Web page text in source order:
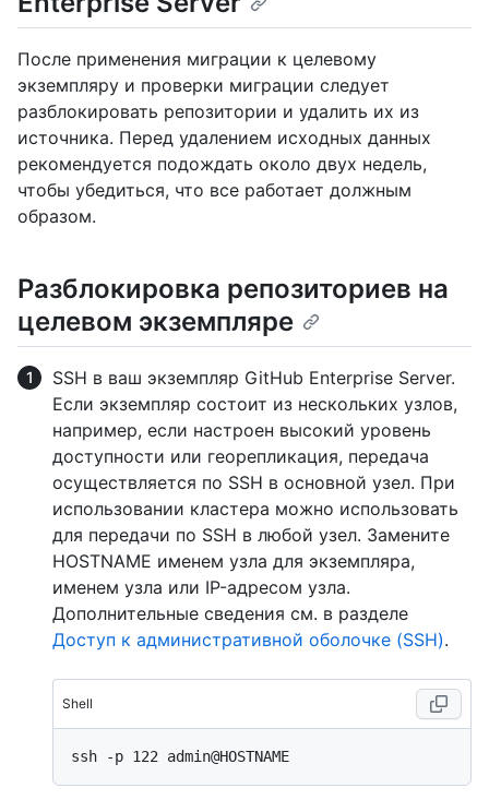
После применения миграции к целевому
экземпляру и проверки миграции следует
разблокировать репозитории и удалить их из
источника. Перед удалением исходных данных
рекомендуется подождать около двух недель,
чтобы убедиться, что все работает должным
образом.
Разблокировка репозиториев на
целевом экземпляре
SSH в ваш экземпляр GitHub Enterprise Server.
Если экземпляр состоит из нескольких узлов,
например, если настроен высокий уровень
доступности или георепликация, передача
осуществляется по SSH в основной узел. При
использовании кластера можно использовать
для передачи по SSH в любой узел. Замените
HOSTNAME именем узла для экземпляра,
именем узла или IP-адресом узла.
Дополнительные сведения см. в разделе
Доступ к административной оболочке (SSH).
Shell